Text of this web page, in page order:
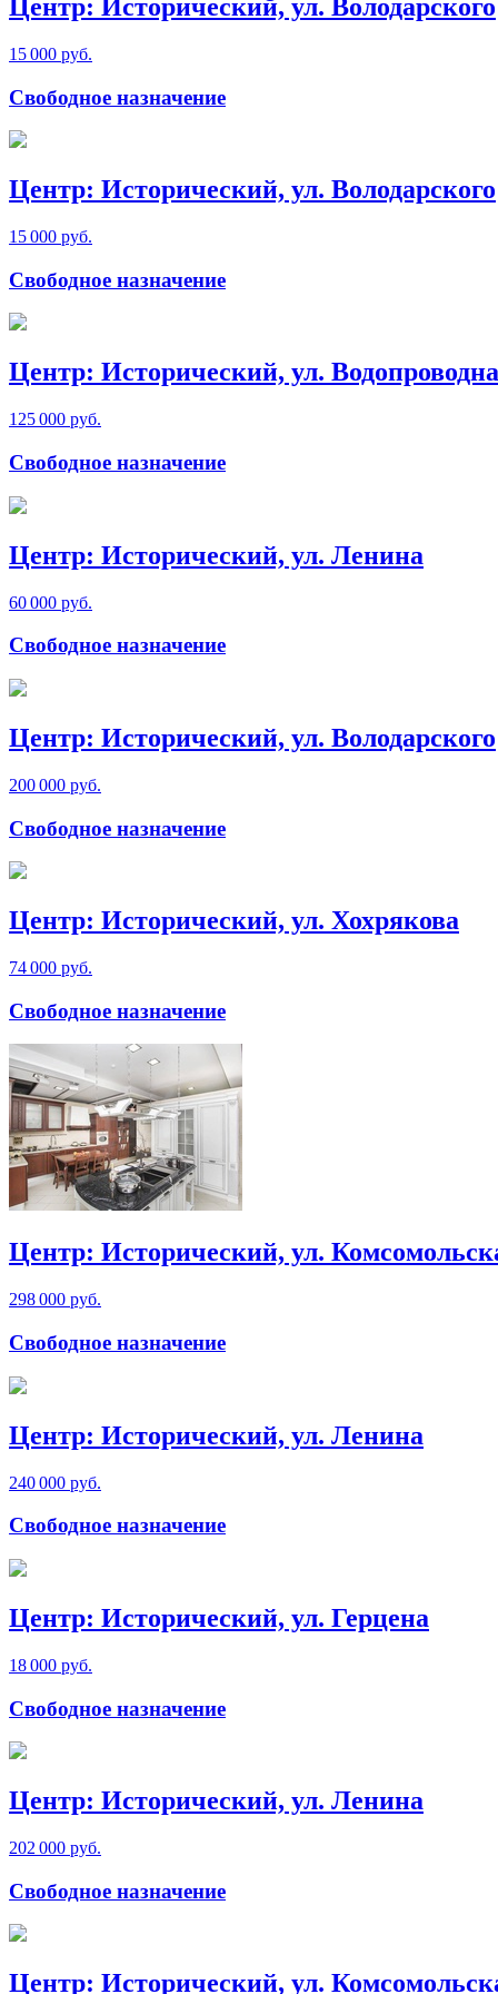
Центр: Исторический, ул. Володарского
15 000 руб.
Свободное назначение
Центр: Исторический, ул. Володарского
15 000 руб.
Свободное назначение
Центр: Исторический, ул.
125 000 руб.
Свободное назначение
Центр: Исторический, ул. Ленина
60 000 руб.
Свободное назначение
Центр: Исторический, ул. Володарского
200 000 руб.
Свободное назначение
Центр: Исторический, ул. Хохрякова
74 000 руб.
Свободное назначение
Центр: Исторический, ул.
298 000 руб.
Свободное назначение
Центр: Исторический, ул. Ленина
240 000 руб.
Свободное назначение
Центр: Исторический, ул. Герцена
18 000 руб.
Свободное назначение
Центр: Исторический, ул. Ленина
202 000 руб.
Свободное назначение
Центр: Исторический, ул.